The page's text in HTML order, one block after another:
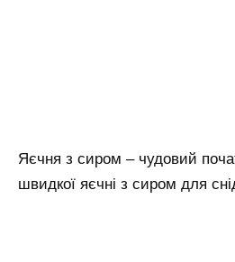
Яєчня з сиром – чудовий
швидкої яєчні з сиром для